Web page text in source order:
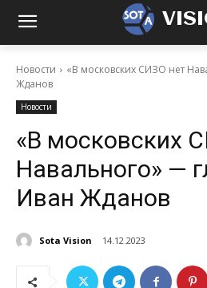
Новости
«В московских СИЗО нет
Жданов
Новости
«В московских
Навального» —
Иван Жданов
Sota Vision 14.12.2023